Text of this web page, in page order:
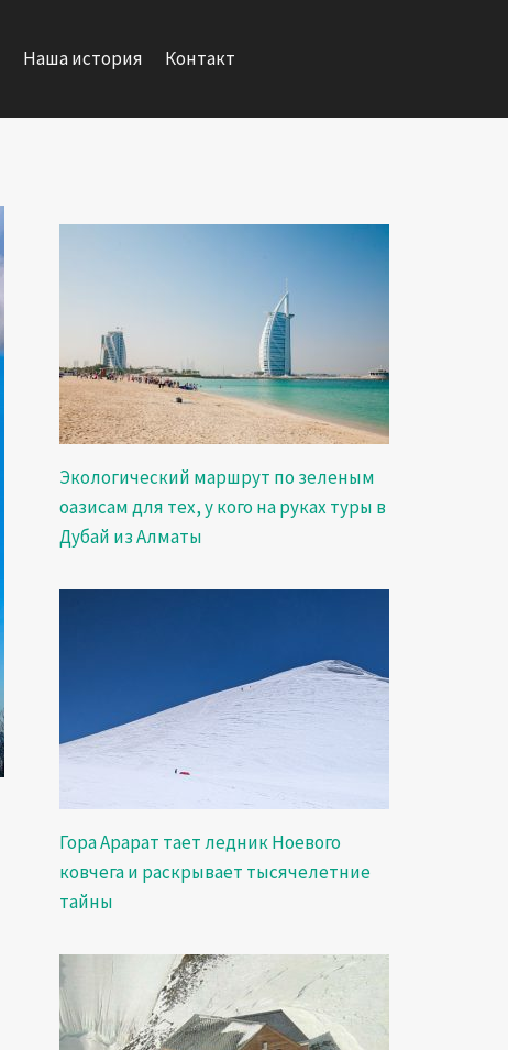
Наша история Контакт
Экологический маршрут по зеленым
оазисам для тех, у кого на руках туры в
Дубай из Алматы
Гора Арарат тает ледник Ноевого
ковчега и раскрывает тысячелетние
тайны